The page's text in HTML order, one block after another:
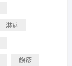
淋病
皰疹